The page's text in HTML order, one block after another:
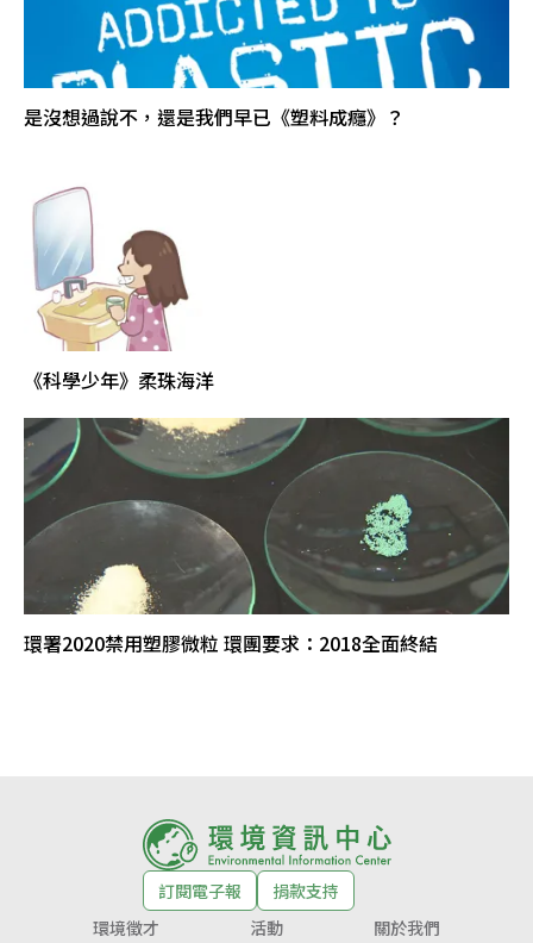
是沒想過說不，還是我們早已《塑料成癮》？
《科學少年》柔珠海洋
環署2020禁用塑膠微粒 環團要求：2018全面終結
訂閱電子報
捐款支持
環境徵才
活動 關於我們